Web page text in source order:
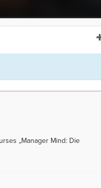
„Manager Mind: Die